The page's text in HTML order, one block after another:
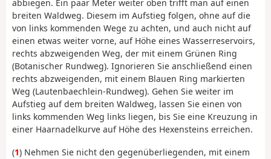
abbiegen. Ein paar Meter weiter oben trifft man auf einen
breiten Waldweg. Diesem im Aufstieg folgen, ohne auf die
von links kommenden Wege zu achten, und auch nicht auf
einen etwas weiter vorne, auf Höhe eines Wasserreservoirs,
rechts abzweigenden Weg, der mit einem Grünen Ring
(Botanischer Rundweg). Ignorieren Sie anschließend einen
rechts abzweigenden, mit einem Blauen Ring markierten
Weg (Lautenbaechlein-Rundweg). Gehen Sie weiter im
Aufstieg auf dem breiten Waldweg, lassen Sie einen von
links kommenden Weg links liegen, bis Sie eine Kreuzung in
einer Haarnadelkurve auf Höhe des Hexensteins erreichen.
(1) Nehmen Sie nicht den gegenüberliegenden, mit einem